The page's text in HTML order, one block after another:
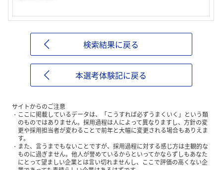
検索結果に戻る
本選考体験記に戻る
サイトからのご注意
ここに掲載しているデータは、「こうすれば必ずうまくいく」という類
のものではありません。採用過程は人によって異なりますし、方針の変
更や採用担当者が変わることで前年と大幅に変更される場合もありえま
す。
また、言うまでもないことですが、採用過程に対する感じ方は主観的な
ものに過ぎません。他人が誉めているからといってかならずしもあなた
にとって望ましい企業とは言い切れませんし、ここで評価の高くない企